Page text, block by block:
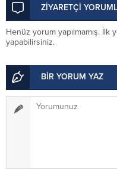
ZİYARETÇİ
Henüz yorum yapılmamış. İlk
yapabilirsiniz.
BİR YORUM YAZ